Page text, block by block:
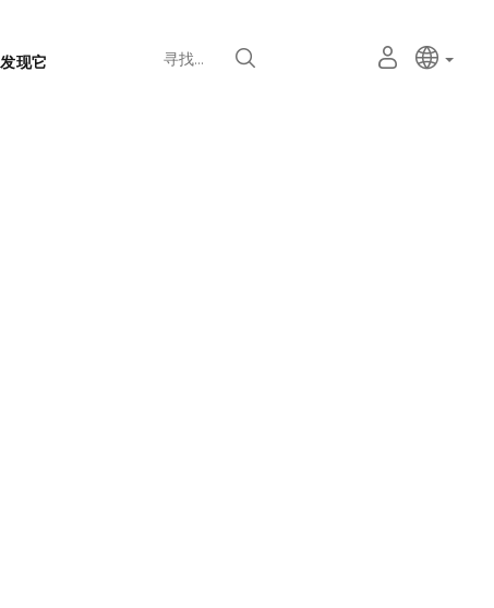
发现它 寻找
语
言
主动语
中文